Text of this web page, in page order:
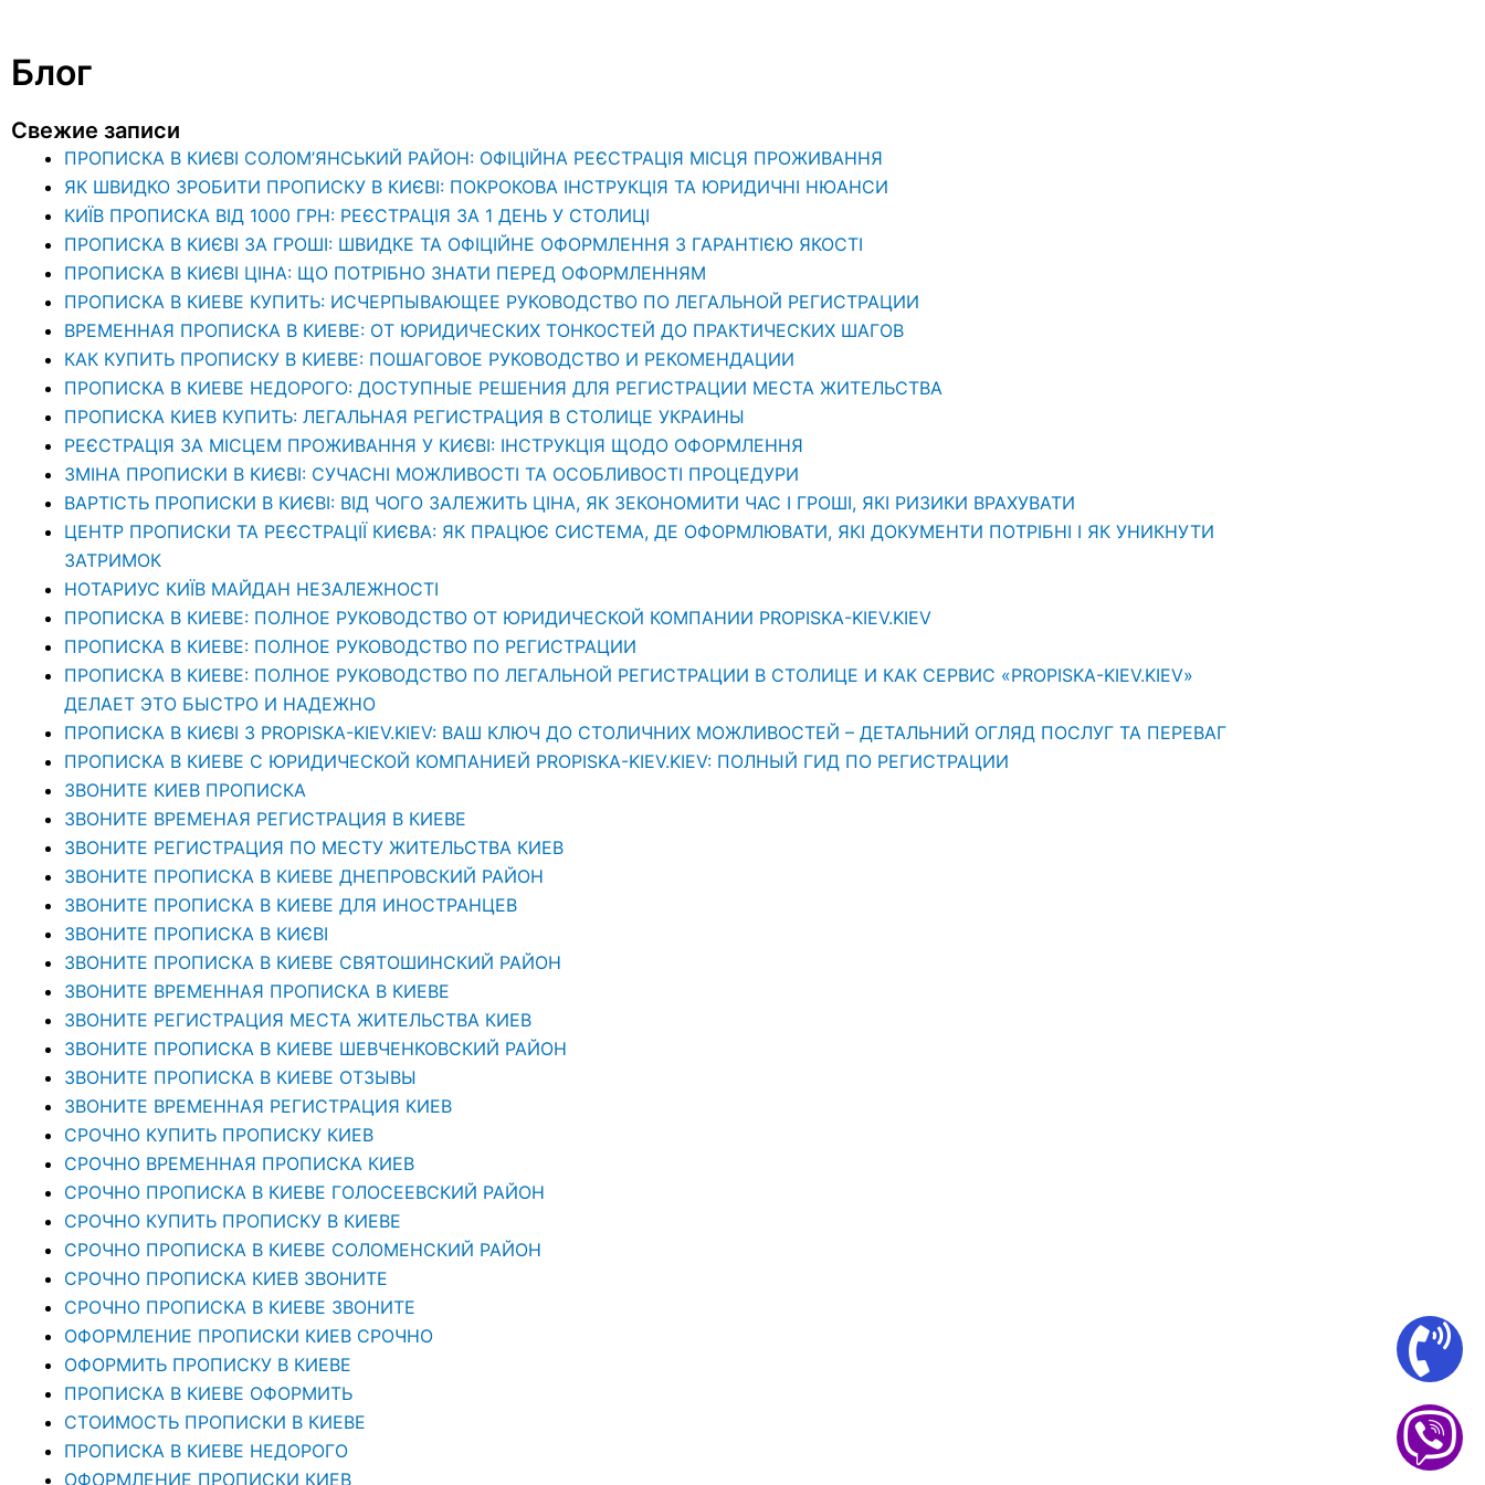
Блог
Свежие записи
ПРОПИСКА В КИЄВІ СОЛОМ’ЯНСЬКИЙ РАЙОН: ОФІЦІЙНА РЕЄСТРАЦІЯ МІСЦЯ ПРОЖИВАННЯ
ЯК ШВИДКО ЗРОБИТИ ПРОПИСКУ В КИЄВІ: ПОКРОКОВА ІНСТРУКЦІЯ ТА ЮРИДИЧНІ НЮАНСИ
КИЇВ ПРОПИСКА ВІД 1000 ГРН: РЕЄСТРАЦІЯ ЗА 1 ДЕНЬ У СТОЛИЦІ
ПРОПИСКА В КИЄВІ ЗА ГРОШІ: ШВИДКЕ ТА ОФІЦІЙНЕ ОФОРМЛЕННЯ З ГАРАНТІЄЮ ЯКОСТІ
ПРОПИСКА В КИЄВІ ЦІНА: ЩО ПОТРІБНО ЗНАТИ ПЕРЕД ОФОРМЛЕННЯМ
ПРОПИСКА В КИЕВЕ КУПИТЬ: ИСЧЕРПЫВАЮЩЕЕ РУКОВОДСТВО ПО ЛЕГАЛЬНОЙ РЕГИСТРАЦИИ
ВРЕМЕННАЯ ПРОПИСКА В КИЕВЕ: ОТ ЮРИДИЧЕСКИХ ТОНКОСТЕЙ ДО ПРАКТИЧЕСКИХ ШАГОВ
КАК КУПИТЬ ПРОПИСКУ В КИЕВЕ: ПОШАГОВОЕ РУКОВОДСТВО И РЕКОМЕНДАЦИИ
ПРОПИСКА В КИЕВЕ НЕДОРОГО: ДОСТУПНЫЕ РЕШЕНИЯ ДЛЯ РЕГИСТРАЦИИ МЕСТА ЖИТЕЛЬСТВА
ПРОПИСКА КИЕВ КУПИТЬ: ЛЕГАЛЬНАЯ РЕГИСТРАЦИЯ В СТОЛИЦЕ УКРАИНЫ
РЕЄСТРАЦІЯ ЗА МІСЦЕМ ПРОЖИВАННЯ У КИЄВІ: ІНСТРУКЦІЯ ЩОДО ОФОРМЛЕННЯ
ЗМІНА ПРОПИСКИ В КИЄВІ: СУЧАСНІ МОЖЛИВОСТІ ТА ОСОБЛИВОСТІ ПРОЦЕДУРИ
ВАРТІСТЬ ПРОПИСКИ В КИЄВІ: ВІД ЧОГО ЗАЛЕЖИТЬ ЦІНА, ЯК ЗЕКОНОМИТИ ЧАС І ГРОШІ, ЯКІ РИЗИКИ ВРАХУВАТИ
ЦЕНТР ПРОПИСКИ ТА РЕЄСТРАЦІЇ КИЄВА: ЯК ПРАЦЮЄ СИСТЕМА, ДЕ ОФОРМЛЮВАТИ, ЯКІ ДОКУМЕНТИ ПОТРІБНІ І ЯК УНИКНУТИ
ЗАТРИМОК
НОТАРИУС КИЇВ МАЙДАН НЕЗАЛЕЖНОСТІ
ПРОПИСКА В КИЕВЕ: ПОЛНОЕ РУКОВОДСТВО ОТ ЮРИДИЧЕСКОЙ КОМПАНИИ PROPISKA-KIEV.KIEV
ПРОПИСКА В КИЕВЕ: ПОЛНОЕ РУКОВОДСТВО ПО РЕГИСТРАЦИИ
ПРОПИСКА В КИЕВЕ: ПОЛНОЕ РУКОВОДСТВО ПО ЛЕГАЛЬНОЙ РЕГИСТРАЦИИ В СТОЛИЦЕ И КАК СЕРВИС «PROPISKA-KIEV.KIEV»
ДЕЛАЕТ ЭТО БЫСТРО И НАДЕЖНО
ПРОПИСКА В КИЄВІ З PROPISKA-KIEV.KIEV: ВАШ КЛЮЧ ДО СТОЛИЧНИХ МОЖЛИВОСТЕЙ – ДЕТАЛЬНИЙ ОГЛЯД ПОСЛУГ ТА ПЕРЕВАГ
ПРОПИСКА В КИЕВЕ С ЮРИДИЧЕСКОЙ КОМПАНИЕЙ PROPISKA-KIEV.KIEV: ПОЛНЫЙ ГИД ПО РЕГИСТРАЦИИ
ЗВОНИТЕ КИЕВ ПРОПИСКА
ЗВОНИТЕ ВРЕМЕНАЯ РЕГИСТРАЦИЯ В КИЕВЕ
ЗВОНИТЕ РЕГИСТРАЦИЯ ПО МЕСТУ ЖИТЕЛЬСТВА КИЕВ
ЗВОНИТЕ ПРОПИСКА В КИЕВЕ ДНЕПРОВСКИЙ РАЙОН
ЗВОНИТЕ ПРОПИСКА В КИЕВЕ ДЛЯ ИНОСТРАНЦЕВ
ЗВОНИТЕ ПРОПИСКА В КИЄВІ
ЗВОНИТЕ ПРОПИСКА В КИЕВЕ СВЯТОШИНСКИЙ РАЙОН
ЗВОНИТЕ ВРЕМЕННАЯ ПРОПИСКА В КИЕВЕ
ЗВОНИТЕ РЕГИСТРАЦИЯ МЕСТА ЖИТЕЛЬСТВА КИЕВ
ЗВОНИТЕ ПРОПИСКА В КИЕВЕ ШЕВЧЕНКОВСКИЙ РАЙОН
ЗВОНИТЕ ПРОПИСКА В КИЕВЕ ОТЗЫВЫ
ЗВОНИТЕ ВРЕМЕННАЯ РЕГИСТРАЦИЯ КИЕВ
СРОЧНО КУПИТЬ ПРОПИСКУ КИЕВ
СРОЧНО ВРЕМЕННАЯ ПРОПИСКА КИЕВ
СРОЧНО ПРОПИСКА В КИЕВЕ ГОЛОСЕЕВСКИЙ РАЙОН
СРОЧНО КУПИТЬ ПРОПИСКУ В КИЕВЕ
CРОЧНО ПРОПИСКА В КИЕВЕ СОЛОМЕНСКИЙ РАЙОН
СРОЧНО ПРОПИСКА КИЕВ ЗВОНИТЕ
СРОЧНО ПРОПИСКА В КИЕВЕ ЗВОНИТЕ
ОФОРМЛЕНИЕ ПРОПИСКИ КИЕВ СРОЧНО
ОФОРМИТЬ ПРОПИСКУ В КИЕВЕ
ПРОПИСКА В КИЕВЕ ОФОРМИТЬ
СТОИМОСТЬ ПРОПИСКИ В КИЕВЕ
ПРОПИСКА В КИЕВЕ НЕДОРОГО
ОФОРМЛЕНИЕ ПРОПИСКИ КИЕВ